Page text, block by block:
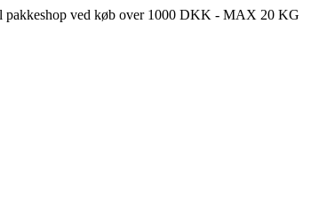
pakkeshop ved køb over 1000 DKK - MAX 20 KG